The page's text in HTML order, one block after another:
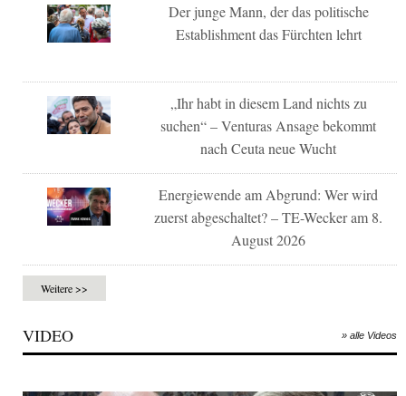
Der junge Mann, der das politische
Establishment das Fürchten lehrt
„Ihr habt in diesem Land nichts zu
suchen“ – Venturas Ansage bekommt
nach Ceuta neue Wucht
Energiewende am Abgrund: Wer wird
zuerst abgeschaltet? – TE-Wecker am 8.
August 2026
Weitere >>
VIDEO » alle Videos